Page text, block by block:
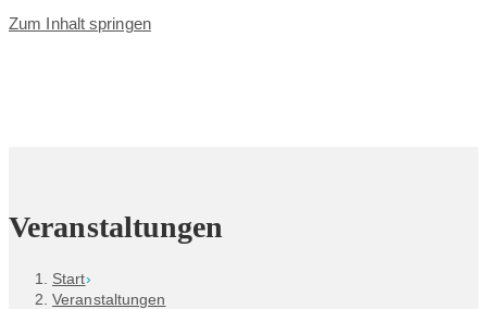
Zum Inhalt springen
Veranstaltungen
Start›
Veranstaltungen